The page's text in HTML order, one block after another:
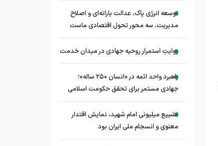
توسعه انرژی پاک، عدالت یارانه‌ای و اصلاح
مدیریت، سه محور تحول اقتصادی ماست
روایتِ استمرار روحیه جهادی در میدان خدمت
راهبرد واحد ائمه در «انسان ۲۵۰ ساله»؛
جهادی مستمر برای تحقق حکومت اسلامی
تشییع میلیونی امام شهید، نمایش اقتدار
معنوی و انسجام ملی ایران بود